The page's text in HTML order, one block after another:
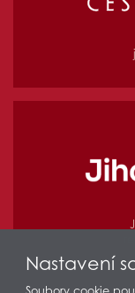
Nastavení